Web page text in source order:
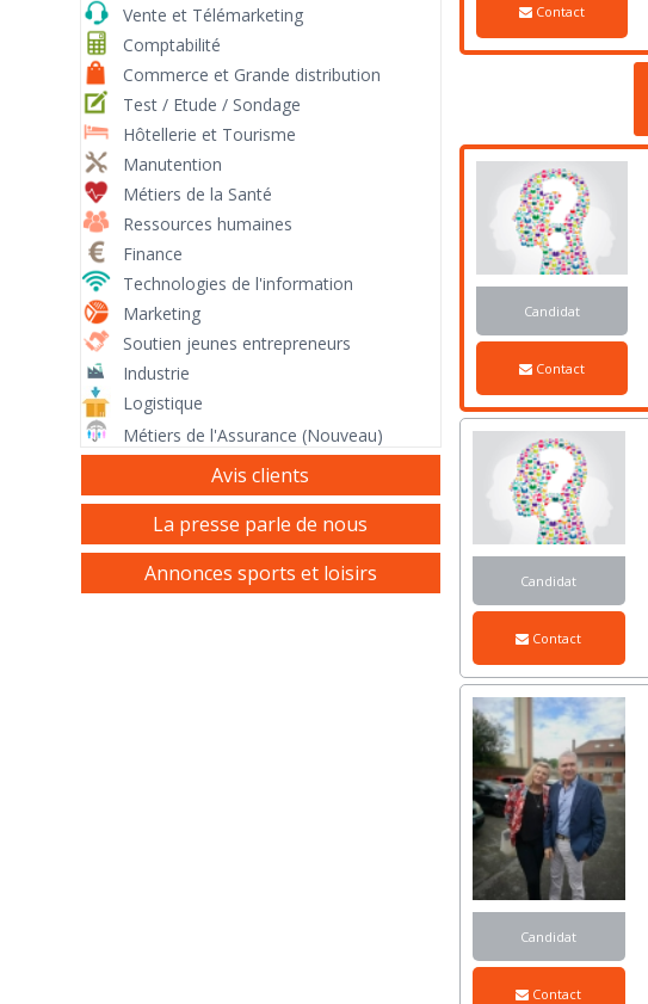
Contact
Candidat
Contact
Candidat
Contact
Candidat
Contact
Vente et Télémarketing
Comptabilité
Commerce et Grande distribution
Test / Etude / Sondage
Hôtellerie et Tourisme
Manutention
Métiers de la Santé
Ressources humaines
Finance
Technologies de l'information
Marketing
Soutien jeunes entrepreneurs
Industrie
Logistique
Métiers de l'Assurance (Nouveau)
Avis clients
La presse parle de nous
Annonces sports et loisirs